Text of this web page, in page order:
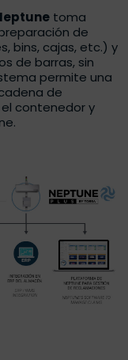
toma
de
bins, cajas, etc.) y
de barras, sin
permite una
de
contenedor y